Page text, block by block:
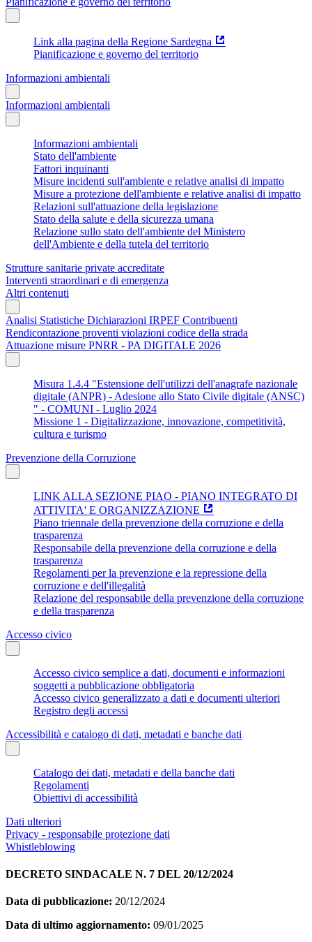
Link alla pagina della Regione Sardegna
Pianificazione e governo del territorio
Informazioni ambientali
Informazioni ambientali
Informazioni ambientali
Stato dell'ambiente
Fattori inquinanti
Misure incidenti sull'ambiente e relative analisi di impatto
Misure a protezione dell'ambiente e relative analisi di impatto
Relazioni sull'attuazione della legislazione
Stato della salute e della sicurezza umana
Relazione sullo stato dell'ambiente del Ministero
dell'Ambiente e della tutela del territorio
Strutture sanitarie private accreditate
Interventi straordinari e di emergenza
Altri contenuti
Analisi Statistiche Dichiarazioni IRPEF Contribuenti
Rendicontazione proventi violazioni codice della strada
Attuazione misure PNRR - PA DIGITALE 2026
Misura 1.4.4 "Estensione dell'utilizzi dell'anagrafe nazionale
digitale (ANPR) - Adesione allo Stato Civile digitale (ANSC)
" - COMUNI - Luglio 2024
Missione 1 - Digitalizzazione, innovazione, competitività,
cultura e turismo
Prevenzione della Corruzione
LINK ALLA SEZIONE PIAO - PIANO INTEGRATO DI
ATTIVITA' E ORGANIZZAZIONE
Piano triennale della prevenzione della corruzione e della
trasparenza
Responsabile della prevenzione della corruzione e della
trasparenza
Regolamenti per la prevenzione e la repressione della
corruzione e dell'illegalità
Relazione del responsabile della prevenzione della corruzione
e della trasparenza
Accesso civico
Accesso civico semplice a dati, documenti e informazioni
soggetti a pubblicazione obbligatoria
Accesso civico generalizzato a dati e documenti ulteriori
Registro degli accessi
Accessibilità e catalogo di dati, metadati e banche dati
Catalogo dei dati, metadati e della banche dati
Regolamenti
Obiettivi di accessibilità
Dati ulteriori
Privacy - responsabile protezione dati
Whistleblowing
DECRETO SINDACALE N. 7 DEL 20/12/2024
Data di pubblicazione: 20/12/2024
Data di ultimo aggiornamento: 09/01/2025